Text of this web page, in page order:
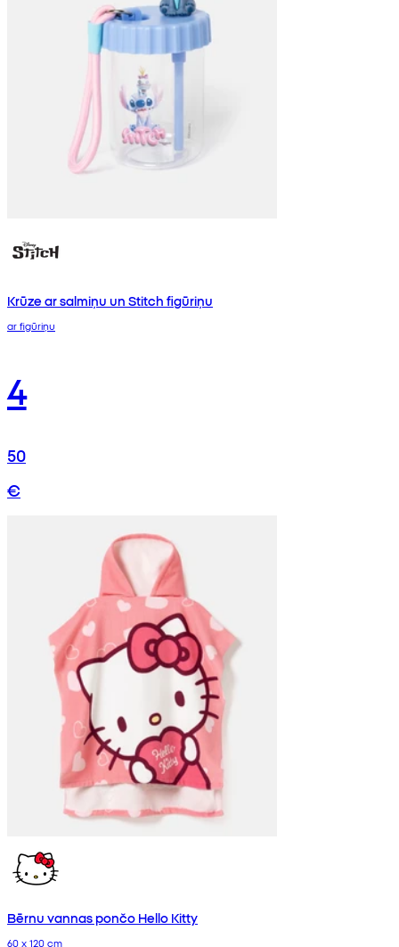
Krūze ar salmiņu un Stitch figūriņu
ar figūriņu
4
50
€
Bērnu vannas pončo Hello Kitty
60 x 120 cm